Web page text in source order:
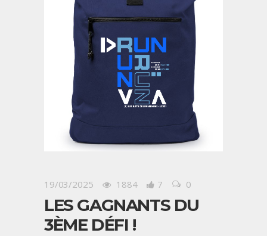
19/03/2025 1884 7 0
LES GAGNANTS DU
3ÈME DÉFI !